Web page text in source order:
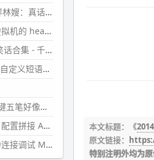
本文标题：《
原文链接：
特别注明外均为原
「AI 说」卡珊德拉和祥林嫂：真话者的悲剧
「小坑」VirtualBox 虚拟机的 headless 启动方式
2012 年 9 月 18 日冷笑话合集 - 千万别惹女人
「小代码」搜狗输入法自定义短语分片管理「Python」
安卓同文输入法的 14 键五笔好像终于能用了?
「小代码」使用 YAML 配置拼接 AI 提示词，随机及条件语句
「折腾」在 VSCode 中连接调试 Microsoft Edge